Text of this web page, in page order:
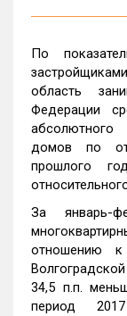
По
область
Федерации
абсолютного
домов по
прошлого
За январь-
отношению
34,5 п.п.
период